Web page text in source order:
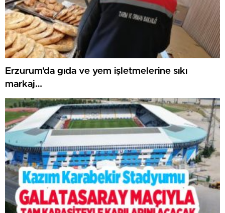
Erzurum’da gıda ve yem işletmelerine sıkı
markaj…